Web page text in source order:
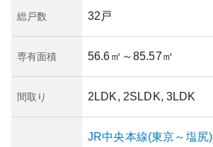
総戸数 32戸
専有面積 56.6㎡ ～85.57㎡
間取り 2LDK, 2SLDK, 3LDK
JR中央本線(東京～塩尻)